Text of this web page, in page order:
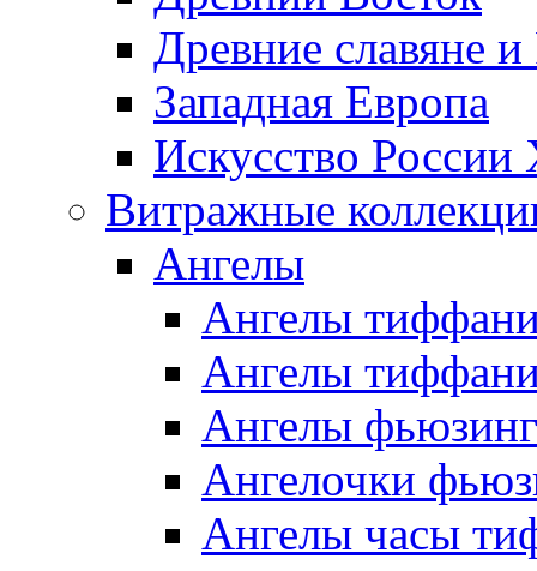
Древние славяне и
Западная Европа
Искусство
Витражные
Ангелы
Ангелы
Ангелы
Ангелы фьюзинг
Ангелочки
Ангелы часы